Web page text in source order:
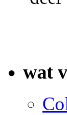
wat